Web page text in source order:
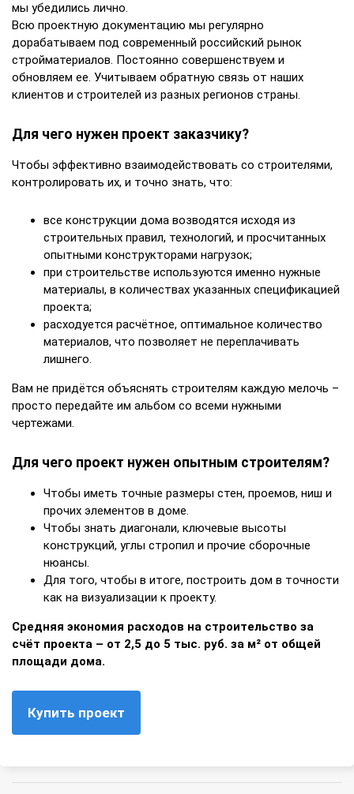
мы убедились лично.
Всю проектную документацию мы регулярно
дорабатываем под современный российский рынок
стройматериалов. Постоянно совершенствуем и
обновляем ее. Учитываем обратную связь от наших
клиентов и строителей из разных регионов страны.
Для чего нужен проект заказчику?
Чтобы эффективно взаимодействовать со строителями,
контролировать их, и точно знать, что:
все конструкции дома возводятся исходя из
строительных правил, технологий, и просчитанных
опытными конструкторами нагрузок;
при строительстве используются именно нужные
материалы, в количествах указанных спецификацией
проекта;
расходуется расчётное, оптимальное количество
материалов, что позволяет не переплачивать
лишнего.
Вам не придётся объяснять строителям каждую мелочь –
просто передайте им альбом со всеми нужными
чертежами.
Для чего проект нужен опытным строителям?
Чтобы иметь точные размеры стен, проемов, ниш и
прочих элементов в доме.
Чтобы знать диагонали, ключевые высоты
конструкций, углы стропил и прочие сборочные
нюансы.
Для того, чтобы в итоге, построить дом в точности
как на визуализации к проекту.
Средняя экономия расходов на строительство за
счёт проекта – от 2,5 до 5 тыс. руб. за м² от общей
площади дома.
Купить проект